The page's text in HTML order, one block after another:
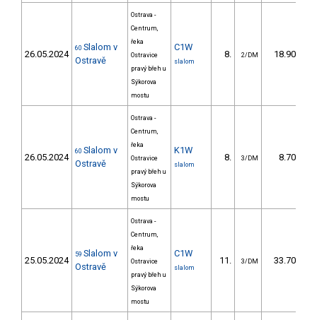
26.05.2024
60 Slalom v
Ostravě
Ostrava -
Centrum,
řeka
Ostravice
pravý břeh u
Sýkorova
mostu
C1W
slalom
8. 2/DM 18.90
26.05.2024
60 Slalom v
Ostravě
Ostrava -
Centrum,
řeka
Ostravice
pravý břeh u
Sýkorova
mostu
K1W
slalom
8. 3/DM 8.70
25.05.2024
59 Slalom v
Ostravě
Ostrava -
Centrum,
řeka
Ostravice
pravý břeh u
Sýkorova
mostu
C1W
slalom
11. 3/DM 33.70